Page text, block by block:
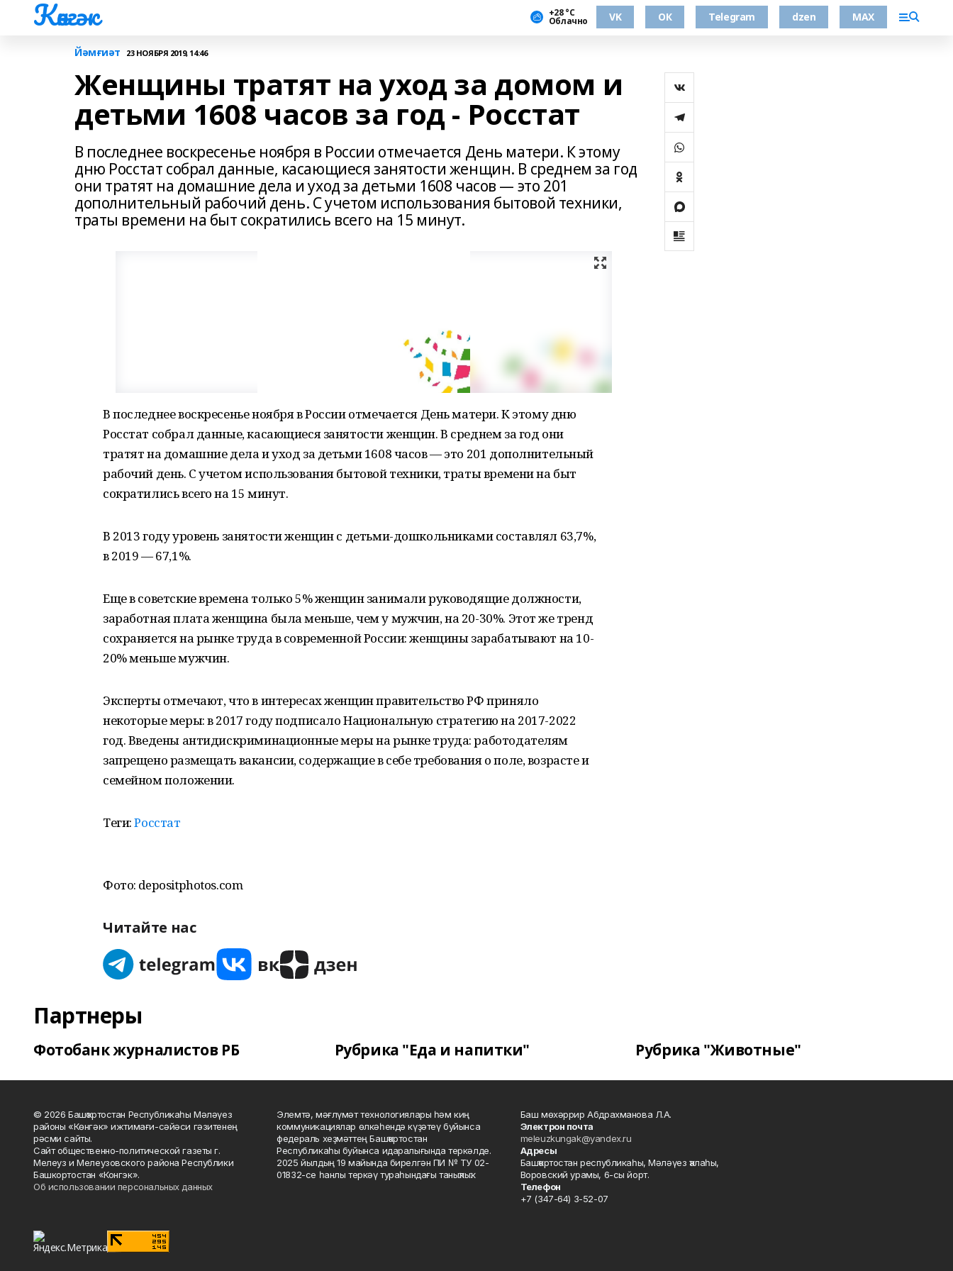
Көнгәк +28 °С
Облачно VK ОК Telegram dzen MAX
Йәмғиәт 23 НОЯБРЯ 2019, 14:46
Женщины тратят на уход за домом и
детьми 1608 часов за год - Росстат
В последнее воскресенье ноября в России отмечается День матери. К этому
дню Росстат собрал данные, касающиеся занятости женщин. В среднем за год
они тратят на домашние дела и уход за детьми 1608 часов — это 201
дополнительный рабочий день. С учетом использования бытовой техники,
траты времени на быт сократились всего на 15 минут.
В последнее воскресенье ноября в России отмечается День матери. К этому дню
Росстат собрал данные, касающиеся занятости женщин. В среднем за год они
тратят на домашние дела и уход за детьми 1608 часов — это 201 дополнительный
рабочий день. С учетом использования бытовой техники, траты времени на быт
сократились всего на 15 минут.
В 2013 году уровень занятости женщин с детьми-дошкольниками составлял 63,7%,
в 2019 — 67,1%.
Еще в советские времена только 5% женщин занимали руководящие должности,
заработная плата женщина была меньше, чем у мужчин, на 20-30%. Этот же тренд
сохраняется на рынке труда в современной России: женщины зарабатывают на 10-
20% меньше мужчин.
Эксперты отмечают, что в интересах женщин правительство РФ приняло
некоторые меры: в 2017 году подписало Национальную стратегию на 2017-2022
год. Введены антидискриминационные меры на рынке труда: работодателям
запрещено размещать вакансии, содержащие в себе требования о поле, возрасте и
семейном положении.
Теги:Росстат
Фото: depositphotos.com
Читайте нас
Партнеры
Фотобанк журналистов РБ Рубрика "Еда и напитки" Рубрика "Животные"
© 2026 Башҡортостан Республикаһы Мәләүез
районы «Көнгәк» ижтимағи-сәйәси гәзитенең
рәсми сайты.
Сайт общественно-политической газеты г.
Мелеуз и Мелеузовского района Республики
Башкортостан «Конгэк».
Об использовании персональных данных
Элемтә, мәғлүмәт технологиялары һәм киң
коммуникациялар өлкәһендә күҙәтеү буйынса
федераль хеҙмәттең Башҡортостан
Республикаһы буйынса идаралығында теркәлде.
2025 йылдың 19 майында бирелгән ПИ № ТУ 02-
01832-се һанлы теркәү тураһындағы таныҡлыҡ.
Баш мөхәррир Абдрахманова Л.А.
Электрон почта
meleuzkungak@yandex.ru
Адресы
Башҡортостан республикаһы, Мәләүез ҡалаһы,
Воровский урамы, 6-сы йорт.
Телефон
+7 (347-64) 3-52-07